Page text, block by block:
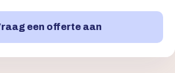
een offerte aan